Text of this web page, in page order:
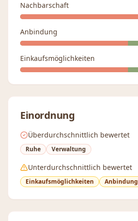
Nachbarschaft
Anbindung
Einkaufsmöglichkeiten
Einordnung
Überdurchschnittlich bewertet
Ruhe Verwaltung
Unterdurchschnittlich bewertet
Einkaufsmöglichkeiten Anbindung